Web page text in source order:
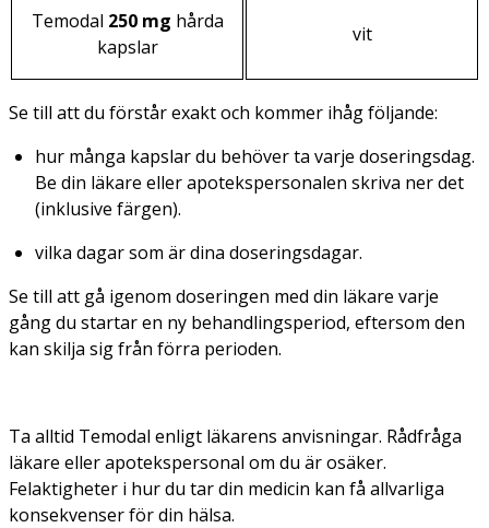
Temodal 250 mg hårda
kapslar
vit
Se till att du förstår exakt och kommer ihåg följande:
hur många kapslar du behöver ta varje doseringsdag.
Be din läkare eller apotekspersonalen skriva ner det
(inklusive färgen).
vilka dagar som är dina doseringsdagar.
Se till att gå igenom doseringen med din läkare varje
gång du startar en ny behandlingsperiod, eftersom den
kan skilja sig från förra perioden.
Ta alltid Temodal enligt läkarens anvisningar. Rådfråga
läkare eller apotekspersonal om du är osäker.
Felaktigheter i hur du tar din medicin kan få allvarliga
konsekvenser för din hälsa.